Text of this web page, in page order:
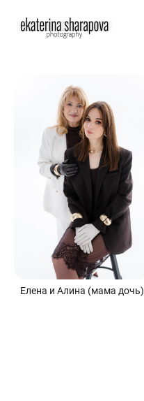
Елена и Алина (мама дочь)